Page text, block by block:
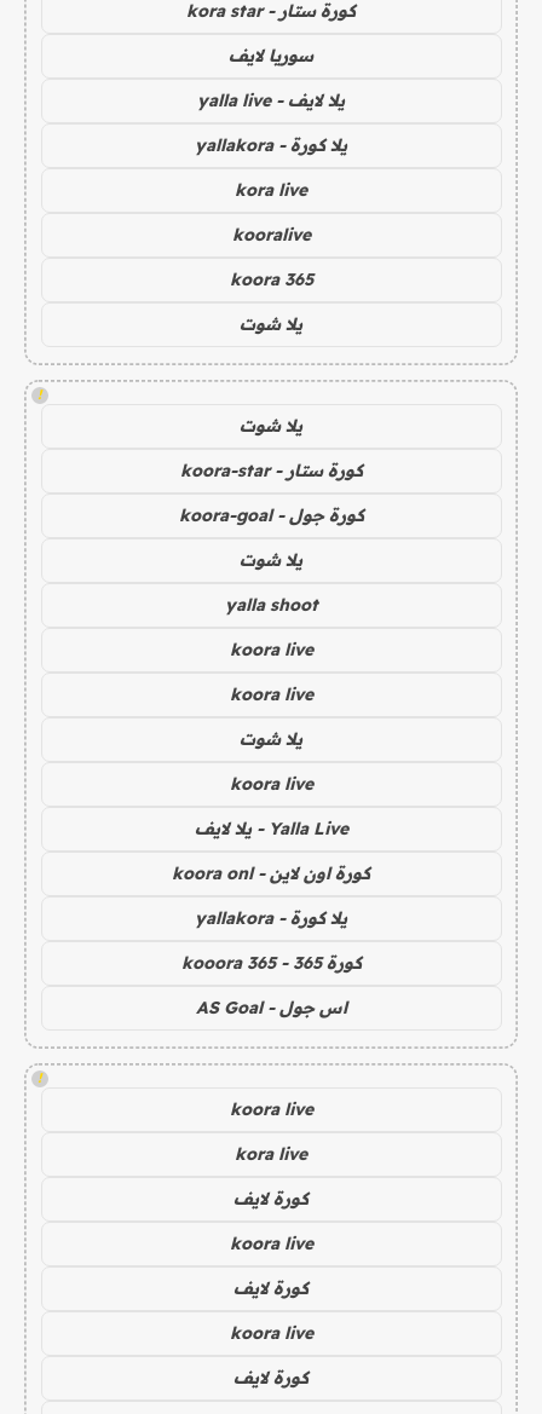
كورة ستار - kora star
سوريا لايف
يلا لايف - yalla live
يلا كورة - yallakora
kora live
kooralive
koora 365
يلا شوت
!
يلا شوت
كورة ستار - koora-star
كورة جول - koora-goal
يلا شوت
yalla shoot
koora live
koora live
يلا شوت
koora live
Yalla Live - يلا لايف
كورة اون لاين - koora onl
يلا كورة - yallakora
كورة 365 - kooora 365
اس جول - AS Goal
!
koora live
kora live
كورة لايف
koora live
كورة لايف
koora live
كورة لايف